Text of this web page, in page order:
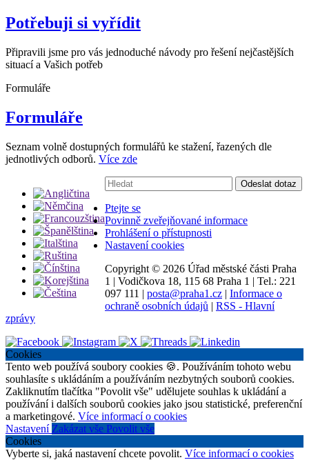
Potřebuji si vyřídit
Připravili jsme pro vás jednoduché návody pro řešení nejčastějších
situací a Vašich potřeb
Formuláře
Formuláře
Seznam volně dostupných formulářů ke stažení, řazených dle
jednotlivých odborů. Více zde
Vyhledávání:
Odeslat dotaz
Ptejte se
Povinně zveřejňované informace
Prohlášení o přístupnosti
Nastavení cookies
Copyright © 2026 Úřad městské části Praha
1 | Vodičkova 18, 115 68 Praha 1 | Tel.: 221
097 111 | posta@praha1.cz | Informace o
ochraně osobních údajů | RSS - Hlavní
zprávy
Cookies
Tento web používá soubory cookies 🍪. Používáním tohoto webu
souhlasíte s ukládáním a používáním nezbytných souborů cookies.
Zakliknutím tlačítka "Povolit vše" udělujete souhlas k ukládání a
používání i dalších souborů cookies jako jsou statistické, preferenční
a marketingové. Více informací o cookies
Nastavení Zakázat vše Povolit vše
Cookies
Vyberte si, jaká nastavení chcete povolit. Více informací o cookies